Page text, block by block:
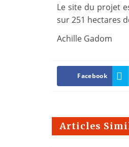
Le site du projet
sur 251 hectares
Achille Gadom
Facebook
Articles